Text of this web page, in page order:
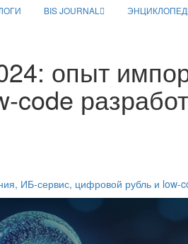
BIS JOURNAL
опыт
code
ИБ-сервис, цифровой рубль и low-